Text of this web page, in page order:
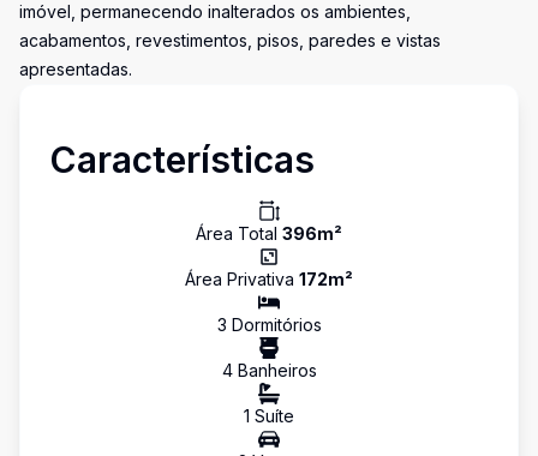
imóvel, permanecendo inalterados os ambientes,
acabamentos, revestimentos, pisos, paredes e vistas
apresentadas.
Características
Área Total 396m²
Área Privativa 172m²
3 Dormitórios
4Banheiros
1 Suíte